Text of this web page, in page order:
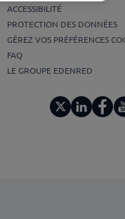
ACCESSIBILITÉ
PROTECTION DES DONNÉES
GÉREZ VOS PRÉFÉRENCES
FAQ
LE GROUPE EDENRED